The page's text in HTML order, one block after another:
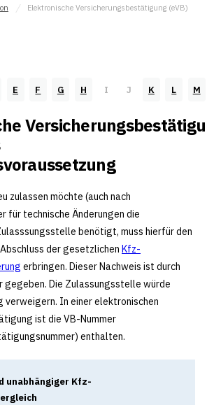
Elektronische Versicherungsbestätigung (eVB)
E F G H I J K L M
zulassen möchte (auch nach
für technische Änderungen die
benötigt, muss hierfür den
der gesetzlichen Kfz-
erbringen. Dieser Nachweis ist durch
gegeben. Die Zulassungsstelle würde
verweigern. In einer elektronischen
ist die VB-Nummer
enthalten.
unabhängiger Kfz-